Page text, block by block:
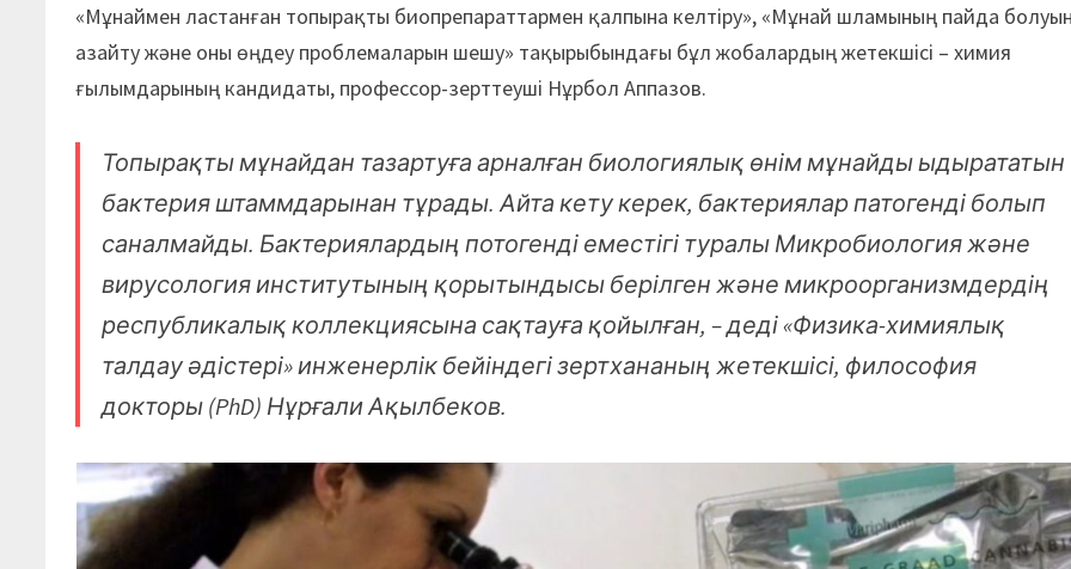
«Мұнаймен ластанған топырақты биопрепараттармен қалпына келтіру», «Мұнай шламының пайда болуын
азайту және оны өңдеу проблемаларын шешу» тақырыбындағы бұл жобалардың жетекшісі – химия
ғылымдарының кандидаты, профессор-зерттеуші Нұрбол Аппазов.
Топырақты мұнайдан тазартуға арналған биологиялық өнім мұнайды ыдырататын
бактерия штаммдарынан тұрады. Айта кету керек, бактериялар патогенді болып
саналмайды. Бактериялардың потогенді еместігі туралы Микробиология және
вирусология институтының қорытындысы берілген және микроорганизмдердің
республикалық коллекциясына сақтауға қойылған, – деді «Физика-химиялық
талдау әдістері» инженерлік бейіндегі зертхананың жетекшісі, философия
докторы (PhD) Нұрғали Ақылбеков.